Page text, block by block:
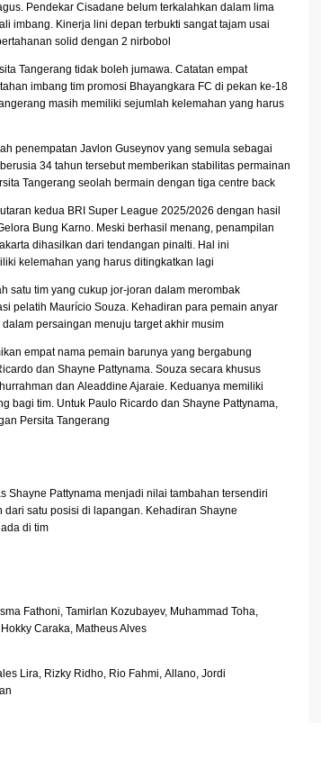
Pendekar Cisadane belum terkalahkan dalam lima
imbang. Kinerja lini depan terbukti sangat tajam usai
solid dengan 2 nirbobol
Tangerang tidak boleh jumawa. Catatan empat
imbang tim promosi Bhayangkara FC di pekan ke-18
masih memiliki sejumlah kelemahan yang harus
penempatan Javlon Guseynov yang semula sebagai
34 tahun tersebut memberikan stabilitas permainan
Tangerang seolah bermain dengan tiga centre back
kedua BRI Super League 2025/2026 dengan hasil
Bung Karno. Meski berhasil menang, penampilan
dihasilkan dari tendangan pinalti. Hal ini
kelemahan yang harus ditingkatkan lagi
satu tim yang cukup jor-joran dalam merombak
pelatih Maurício Souza. Kehadiran para pemain anyar
persaingan menuju target akhir musim
empat nama pemain barunya yang bergabung
dan Shayne Pattynama. Souza secara khusus
dan Aleaddine Ajaraie. Keduanya memiliki
bagi tim. Untuk Paulo Ricardo dan Shayne Pattynama,
Persita Tangerang
Shayne Pattynama menjadi nilai tambahan tersendiri
satu posisi di lapangan. Kehadiran Shayne
di tim
Fathoni, Tamirlan Kozubayev, Muhammad Toha,
Caraka, Matheus Alves
Lira, Rizky Ridho, Rio Fahmi, Allano, Jordi